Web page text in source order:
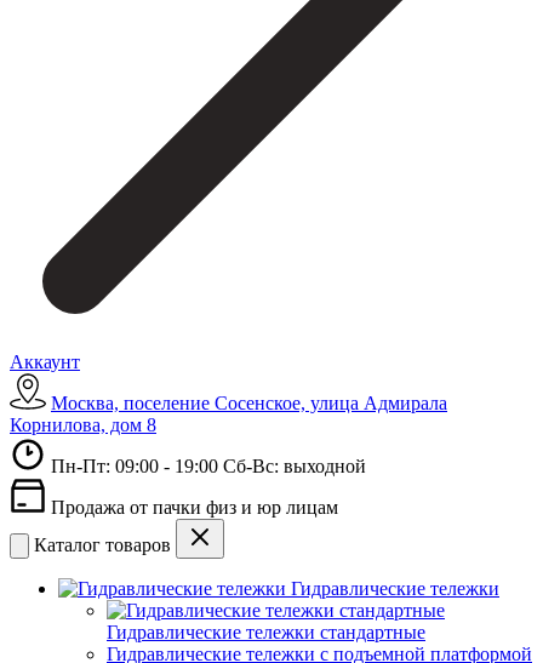
Аккаунт
Москва, поселение Сосенское, улица Адмирала
Корнилова, дом 8
Пн-Пт: 09:00 - 19:00 Сб-Вс: выходной
Продажа от пачки физ и юр лицам
Каталог товаров
Гидравлические тележки
Гидравлические тележки стандартные
Гидравлические тележки с подъемной платформой